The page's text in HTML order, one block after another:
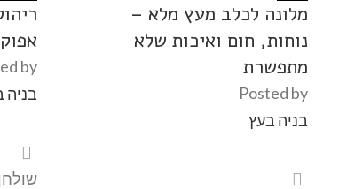
מלונה לכלב מעץ מלא –
נוחות, חום ואיכות שלא
מתפשרת
Posted by
בניה בעץ
by
בניה